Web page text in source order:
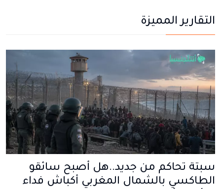
التقارير المميزة
سبتة تحاكم من جديد..هل أصبح سائقو
الطاكسي بالشمال المغربي أكباش فداء